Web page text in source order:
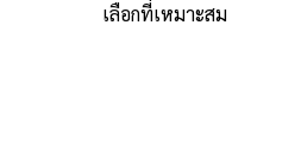
เลือกที่เหมาะสม